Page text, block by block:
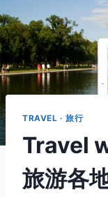
TRAVEL · 旅行
Travel
旅游各